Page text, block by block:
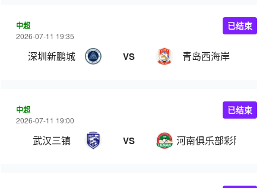
中超
2026-07-11 19:35
深圳新鹏城 VS 青岛西海岸
已结束
中超
2026-07-11 19:00
武汉三镇 VS 河南俱乐部彩陶坊
已结束